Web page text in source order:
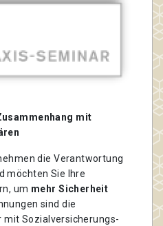
mit
die Verantwortung
möchten Sie Ihre
um mehr Sicherheit
sind die
Sozialversicherungs-